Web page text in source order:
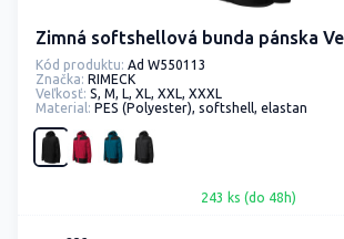
Zimná softshellová bunda pánska
Kód produktu: Ad W550113
Značka: RIMECK
Veľkosť: S, M, L, XL, XXL, XXXL
Material: PES (Polyester), softshell, elastan
243 ks (do 48h)